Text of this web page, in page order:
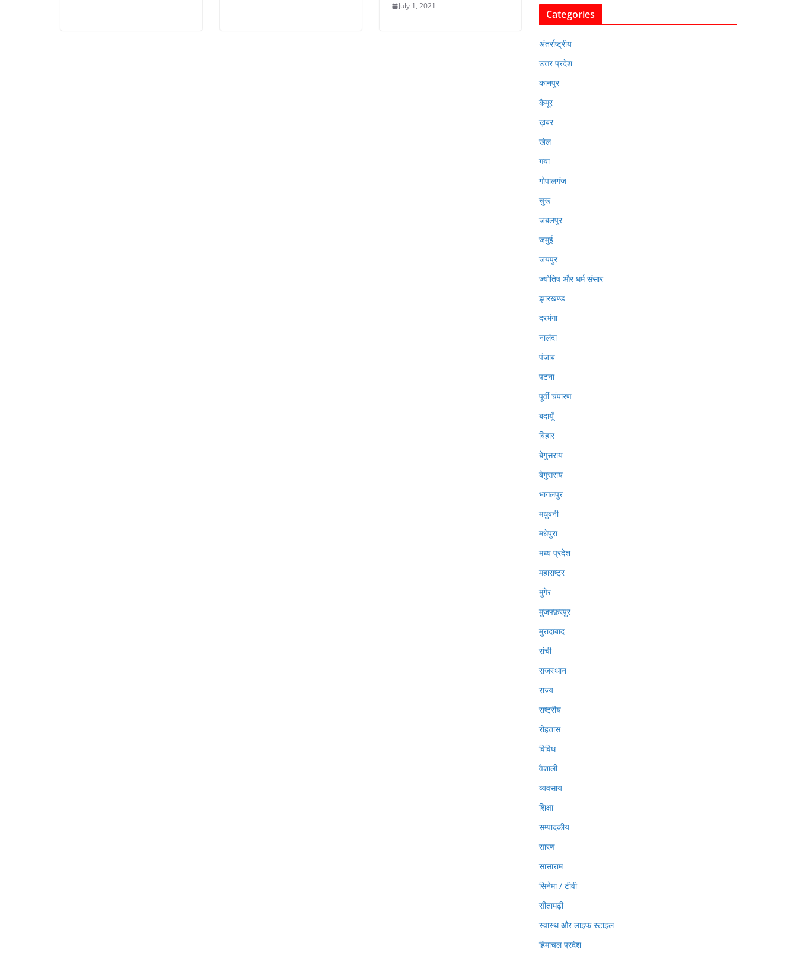
July 1, 2021
Categories
अंतर्राष्ट्रीय
उत्तर प्रदेश
कानपुर
कैमूर
ख़बर
खेल
गया
गोपालगंज
चुरू
जबलपुर
जमुई
जयपुर
ज्योतिष और धर्म संसार
झारखण्ड
दरभंगा
नालंदा
पंजाब
पटना
पूर्वी चंपारण
बदायूँ
बिहार
बेगुसराय
बेगुसराय
भागलपुर
मधुबनी
मधेपुरा
मध्य प्रदेश
महाराष्ट्र
मुंगेर
मुजफ्फ़रपुर
मुरादाबाद
रांची
राजस्थान
राज्य
राष्ट्रीय
रोहतास
विविध
वैशाली
व्यवसाय
शिक्षा
सम्पादकीय
सारण
सासाराम
सिनेमा / टीवी
सीतामढ़ी
स्वास्थ और लाइफ स्टाइल
हिमाचल प्रदेश